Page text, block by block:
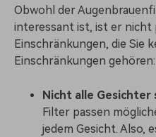
Obwohl der
interessant ist, ist er nicht
Einschränkungen, die Sie
Einschränkungen gehören:
Nicht alle Gesichter
Filter passen
jedem Gesicht. Also,